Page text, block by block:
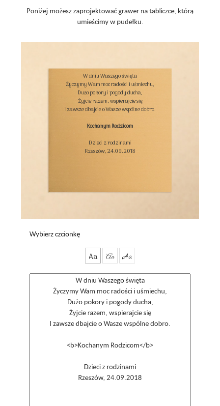
Poniżej możesz zaprojektować grawer na tabliczce, którą
umieścimy w pudełku.
W dniu Waszego święta
Życzymy Wam moc radości i uśmiechu,
Dużo pokory i pogody ducha,
Żyjcie razem, wspierajcie się
I zawsze dbajcie o Wasze wspólne dobro.
Kochanym Rodzicom
Dzieci z rodzinami
Rzeszów, 24.09.2018
Wybierz czcionkę
Aa Aa Aa